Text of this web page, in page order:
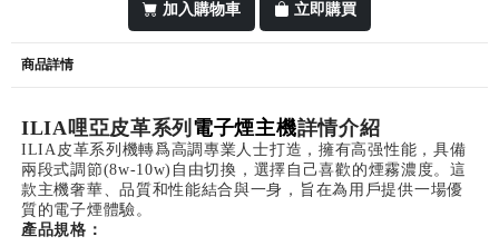
加入購物車 立即購買
商品詳情
ILIA哩亞皮革系列 電子煙主機詳情介紹
ILIA皮革系列機轉爲高調專業人士打造，擁有高强性能，具備
兩段式調節(8w-10w)自由切換，選擇自己喜歡的煙霧濃度。這
款主機奢華、品質和性能結合與一身，旨在為用戶提供一場優
質的電子煙體驗。
產品規格：